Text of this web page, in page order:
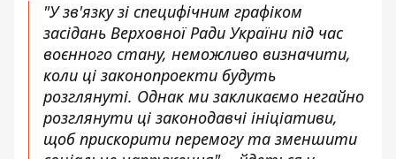
"У зв'язку зі специфічним графіком
засідань Верховної Ради України під час
воєнного стану, неможливо визначити,
коли ці законопроекти будуть
розглянуті. Однак ми закликаємо негайно
розглянути ці законодавчі ініціативи,
щоб прискорити перемогу та зменшити